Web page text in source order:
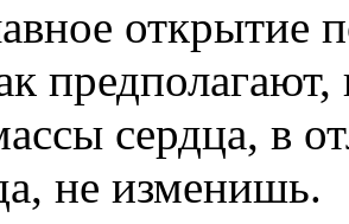
открытие
сердца, в
не изменишь.